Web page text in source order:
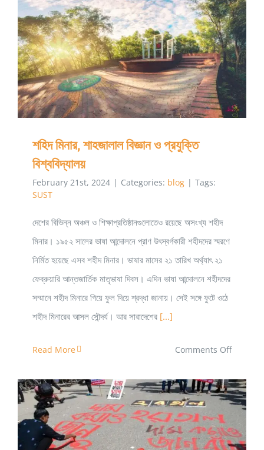
মুক্ত
হল
খুলনা
শহিদ মিনার, শাহজালাল বিজ্ঞান ও প্রযুক্তি বিশ্ববিদ্যালয়
শহিদ মিনার, শাহজালাল বিজ্ঞান ও প্রযুক্তি
বিশ্ববিদ্যালয়
February 21st, 2024 | Categories: blog | Tags:
SUST
দেশের বিভিন্ন অঞ্চল ও শিক্ষাপ্রতিষ্ঠানগুলোতেও রয়েছে অসংখ্য শহীদ
মিনার। ১৯৫২ সালের ভাষা আন্দোলনে প্রাণ উৎস্বর্গকারী শহীদদের স্মরণে
নির্মিত হয়েছে এসব শহীদ মিনার। ভাষার মাসের ২১ তারিখ অর্থ্যাৎ ২১
ফেব্রুয়ারি আন্তজার্তিক মাতৃভাষা দিবস। এদিন ভাষা আন্দোলনে শহীদদের
সম্মানে শহীদ মিনারে গিয়ে ফুল দিয়ে শ্রদ্ধা জানায়। সেই সঙ্গে ফুটে ওঠে
শহীদ মিনারের আসল সৌন্দর্য। আর সারাদেশের [...]
Read More Comments Offon
মিনার,
শাহজালাল
বিজ্ঞান
ও